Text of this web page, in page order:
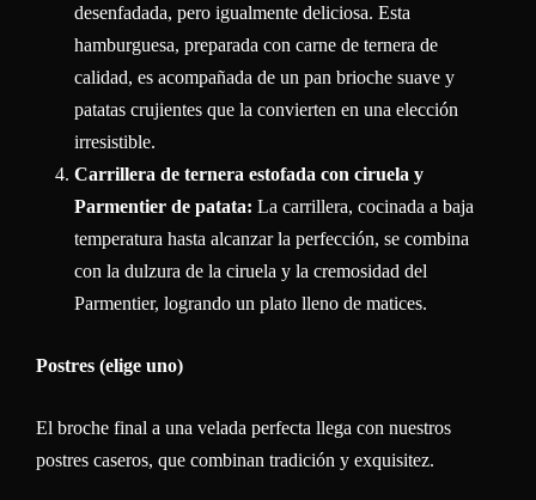
desenfadada, pero igualmente deliciosa. Esta
hamburguesa, preparada con carne de ternera de
calidad, es acompañada de un pan brioche suave y
patatas crujientes que la convierten en una elección
irresistible.
Carrillera de ternera estofada con ciruela y
Parmentier de patata: La carrillera, cocinada a baja
temperatura hasta alcanzar la perfección, se combina
con la dulzura de la ciruela y la cremosidad del
Parmentier, logrando un plato lleno de matices.
Postres (elige uno)
El broche final a una velada perfecta llega con nuestros
postres caseros, que combinan tradición y exquisitez.